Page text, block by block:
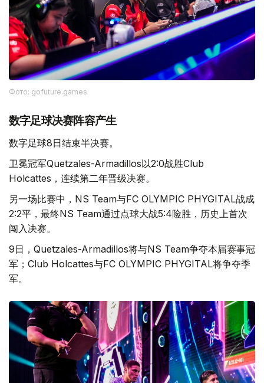
Фото: gofuture.games
数字足球决赛阵容产生
数字足球8日结束半决赛。
卫冕冠军Quetzales-Armadillos以2:0战胜Club
Holcattes，连续第二年晋级决赛。
另一场比赛中，NS Team与FC OLYMPIC PHYGITAL战成
2:2平，最终NS Team通过点球大战5:4险胜，历史上首次
闯入决赛。
9日，Quetzales-Armadillos将与NS Team争夺本届赛事冠
军；Club Holcattes与FC OLYMPIC PHYGITAL将争夺季
军。